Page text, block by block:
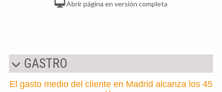
Abrir página en versión completa
GASTRO
El gasto medio del cliente en Madrid alcanza los 45